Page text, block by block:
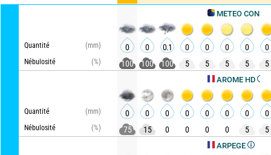
METEO CONSULT
Quantité
(mm)
Nébulosité
(%)
AROME HD
Quantité
(mm)
Nébulosité
(%)
ARPEGE
0 0 0.1 0 0 0 0
0
100
100 100 5 5 5 5 5
0 0 0 0 0 0 0
0
75
15 0 0 0 0 5 5